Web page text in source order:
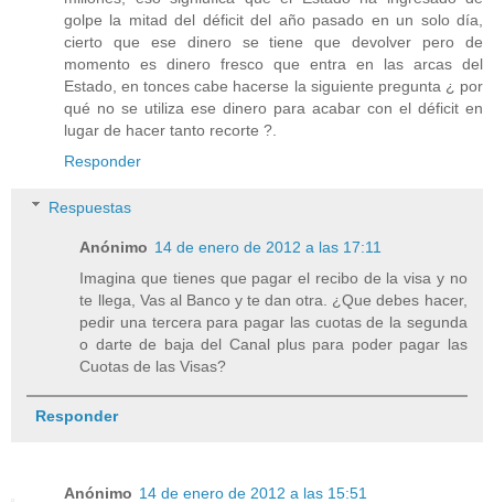
golpe la mitad del déficit del año pasado en un solo día,
cierto que ese dinero se tiene que devolver pero de
momento es dinero fresco que entra en las arcas del
Estado, en tonces cabe hacerse la siguiente pregunta ¿ por
qué no se utiliza ese dinero para acabar con el déficit en
lugar de hacer tanto recorte ?.
Responder
Respuestas
Anónimo 14 de enero de 2012 a las 17:11
Imagina que tienes que pagar el recibo de la visa y no
te llega, Vas al Banco y te dan otra. ¿Que debes hacer,
pedir una tercera para pagar las cuotas de la segunda
o darte de baja del Canal plus para poder pagar las
Cuotas de las Visas?
Responder
Anónimo 14 de enero de 2012 a las 15:51